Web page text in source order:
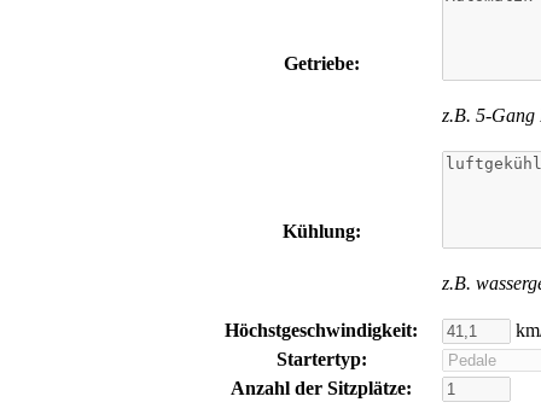
Getriebe:
z.B. 5-Gang
Kühlung:
z.B.
Höchstgeschwindigkeit:
Startertyp:
Anzahl der Sitzplätze: